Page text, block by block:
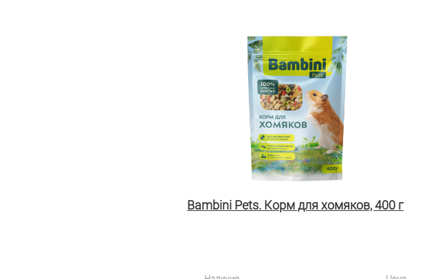
Bambini Pets. Корм для хомяков, 400 г